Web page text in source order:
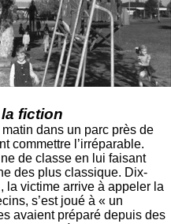
fiction
dans un parc près de
commettre l’irréparable.
de classe en lui faisant
des plus classique. Dix-
la victime arrive à appeler la
s’est joué à « un
avaient préparé depuis des